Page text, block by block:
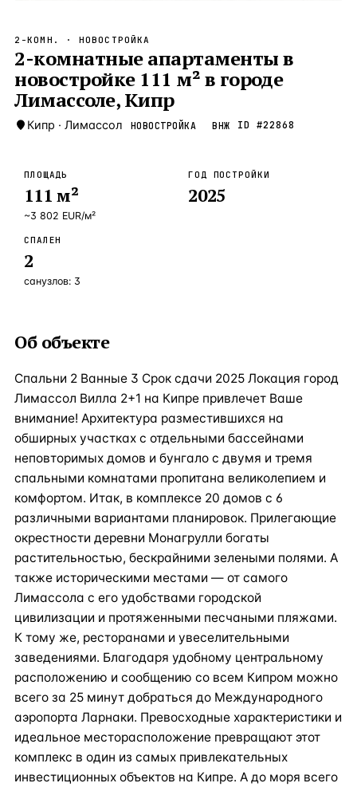
Новороссийск — Локация
Стамбул —Локация Турция · 2
ВСЕ НАПРАВЛЕНИЯ →
2-КОМН. · НОВОСТРОЙКА
2-комнатные апартаменты в
новостройке 111 м² в городе
Лимассоле, Кипр
Кипр · Лимассол НОВОСТРОЙКА ВНЖ ID #22868
ПЛОЩАДЬ
111 м²
~3 802 EUR/м²
ГОД ПОСТРОЙКИ
2025
СПАЛЕН
2
санузлов: 3
Об объекте
Спальни 2 Ванные 3 Срок сдачи 2025 Локация город
Лимассол Вилла 2+1 на Кипре привлечет Ваше
внимание! Архитектура разместившихся на
обширных участках с отдельными бассейнами
неповторимых домов и бунгало с двумя и тремя
спальными комнатами пропитана великолепием и
комфортом. Итак, в комплексе 20 домов с 6
различными вариантами планировок. Прилегающие
окрестности деревни Монагрулли богаты
растительностью, бескрайними зелеными полями. А
также историческими местами — от самого
Лимассола с его удобствами городской
цивилизации и протяженными песчаными пляжами.
К тому же, ресторанами и увеселительными
заведениями. Благодаря удобному центральному
расположению и сообщению со всем Кипром можно
всего за 25 минут добраться до Международного
аэропорта Ларнаки. Превосходные характеристики и
идеальное месторасположение превращают этот
комплекс в один из самых привлекательных
инвестиционных объектов на Кипре. А до моря всего